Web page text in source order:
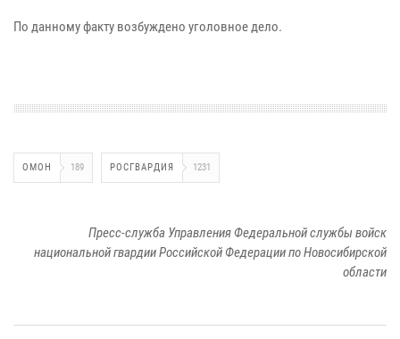
По данному факту возбуждено уголовное дело.
ОМОН 189 РОСГВАРДИЯ 1231
Пресс-служба Управления Федеральной службы войск
национальной гвардии Российской Федерации по Новосибирской
области